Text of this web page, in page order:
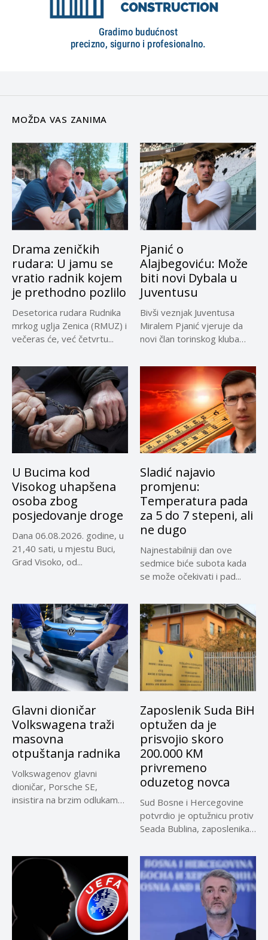
MOŽDA VAS ZANIMA
Drama zeničkih
rudara: U jamu se
vratio radnik kojem
je prethodno pozlilo
Desetorica rudara Rudnika
mrkog uglja Zenica (RMUZ) i
večeras će, već četvrtu...
Pjanić o
Alajbegoviću: Može
biti novi Dybala u
Juventusu
Bivši veznjak Juventusa
Miralem Pjanić vjeruje da
novi član torinskog kluba
U Bucima kod
Visokog uhapšena
osoba zbog
posjedovanje droge
Dana 06.08.2026. godine, u
21,40 sati, u mjestu Buci,
Grad Visoko, od...
Sladić najavio
promjenu:
Temperatura pada
za 5 do 7 stepeni, ali
ne dugo
Najnestabilniji dan ove
sedmice biće subota kada
se može očekivati i pad...
Glavni dioničar
Volkswagena traži
masovna
otpuštanja radnika
Volkswagenov glavni
dioničar, Porsche SE,
insistira na brzim odlukama
Zaposlenik Suda BiH
optužen da je
prisvojio skoro
200.000 KM
privremeno
oduzetog novca
Sud Bosne i Hercegovine
potvrdio je optužnicu protiv
Seada Bublina, zaposlenika